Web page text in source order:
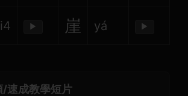
▶ 崖 yá ▶
/速成教學短片